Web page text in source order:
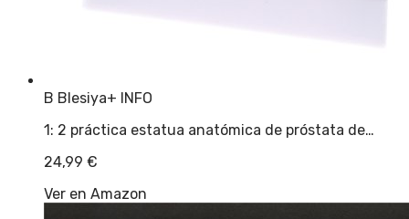
B Blesiya+ INFO
1: 2 práctica estatua anatómica de próstata de…
24,99 €
Ver en Amazon